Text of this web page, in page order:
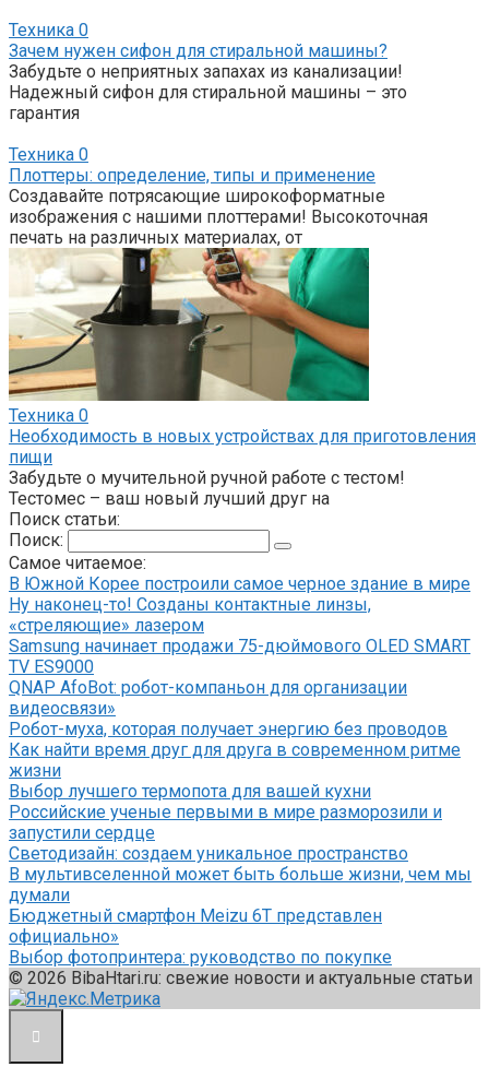
Техника 0
Зачем нужен сифон для стиральной машины?
Забудьте о неприятных запахах из канализации!
Надежный сифон для стиральной машины – это
гарантия
Техника 0
Плоттеры: определение, типы и применение
Создавайте потрясающие широкоформатные
изображения с нашими плоттерами! Высокоточная
печать на различных материалах, от
Техника 0
Необходимость в новых устройствах для приготовления
пищи
Забудьте о мучительной ручной работе с тестом!
Тестомес – ваш новый лучший друг на
Поиск статьи:
Поиск:
Самое читаемое:
В Южной Корее построили самое черное здание в мире
Ну наконец-то! Созданы контактные линзы,
«стреляющие» лазером
Samsung начинает продажи 75-дюймового OLED SMART
TV ES9000
QNAP AfoBot: робот-компаньон для организации
видеосвязи»
Робот-муха, которая получает энергию без проводов
Как найти время друг для друга в современном ритме
жизни
Выбор лучшего термопота для вашей кухни
Российские ученые первыми в мире разморозили и
запустили сердце
Светодизайн: создаем уникальное пространство
В мультивселенной может быть больше жизни, чем мы
думали
Бюджетный смартфон Meizu 6T представлен
официально»
Выбор фотопринтера: руководство по покупке
© 2026 BibaHtari.ru: свежие новости и актуальные статьи